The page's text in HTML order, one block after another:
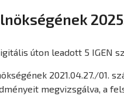
úton leadott 5 IGEN
2021.04.27./01.
megvizsgálva, a